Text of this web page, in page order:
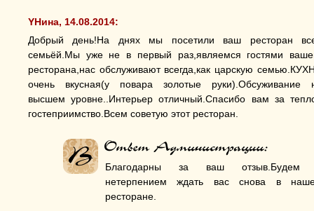
YНина, 14.08.2014:
Добрый день!На днях мы посетили ваш ресторан
семьёй.Мы уже не в первый раз,являемся гостями
ресторана,нас обслуживают всегда,как царскую
очень вкусная(у повара золотые руки).Обсуживание
высшем уровне..Интерьер отличный.Спасибо вам за
гостеприимство.Всем советую этот ресторан.
Благодарны за ваш отзыв.Будем
нетерпением ждать вас снова в
ресторане.